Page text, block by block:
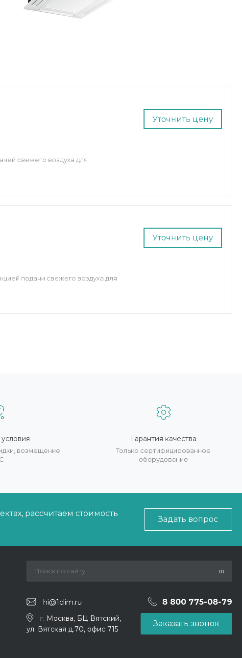
Уточнить цену
свежего воздуха для
Уточнить цену
подачи свежего воздуха для
возмещение
Гарантия качества
Только сертифицированное
оборудование
рассчитаем стоимость
Задать вопрос
hi@1clim.ru 8 800 775-08-79
г. Москва, БЦ Вятский,
ул. Вятская д.70, офис 715
Заказать звонок